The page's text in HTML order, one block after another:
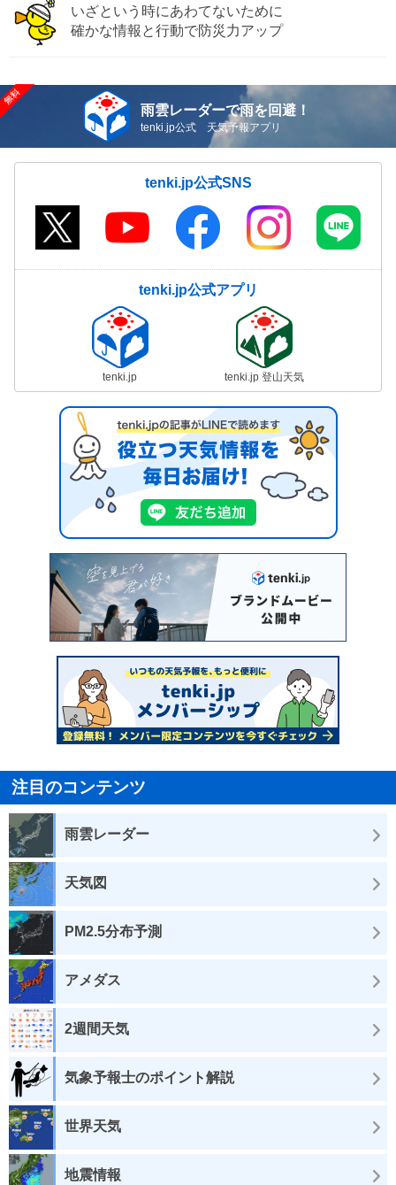
いざという時にあわてないために
確かな情報と行動で防災力アップ
雨雲レーダーで雨を回避！
tenki.jp公式 天気予報アプリ
tenki.jp公式SNS
tenki.jp公式アプリ
tenki.jp tenki.jp 登山天気
注目のコンテンツ
雨雲レーダー
天気図
PM2.5分布予測
アメダス
2週間天気
気象予報士のポイント解説
世界天気
地震情報